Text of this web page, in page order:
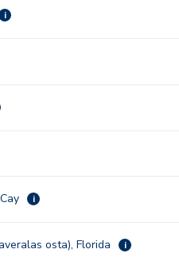
i
i
osta), Florida i